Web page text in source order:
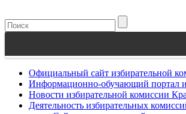
Официальный сайт избирательной
Информационно-обучающий портал
Новости избирательной комиссии
Деятельность избирательных